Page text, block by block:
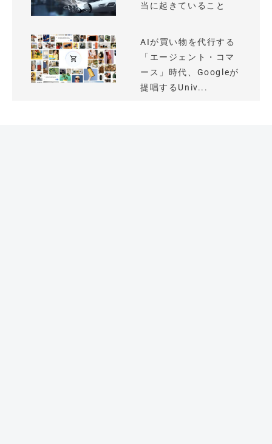
当に起きていること
AIが買い物を代行する
「エージェント・コマ
ース」時代、Googleが
提唱するUniv...